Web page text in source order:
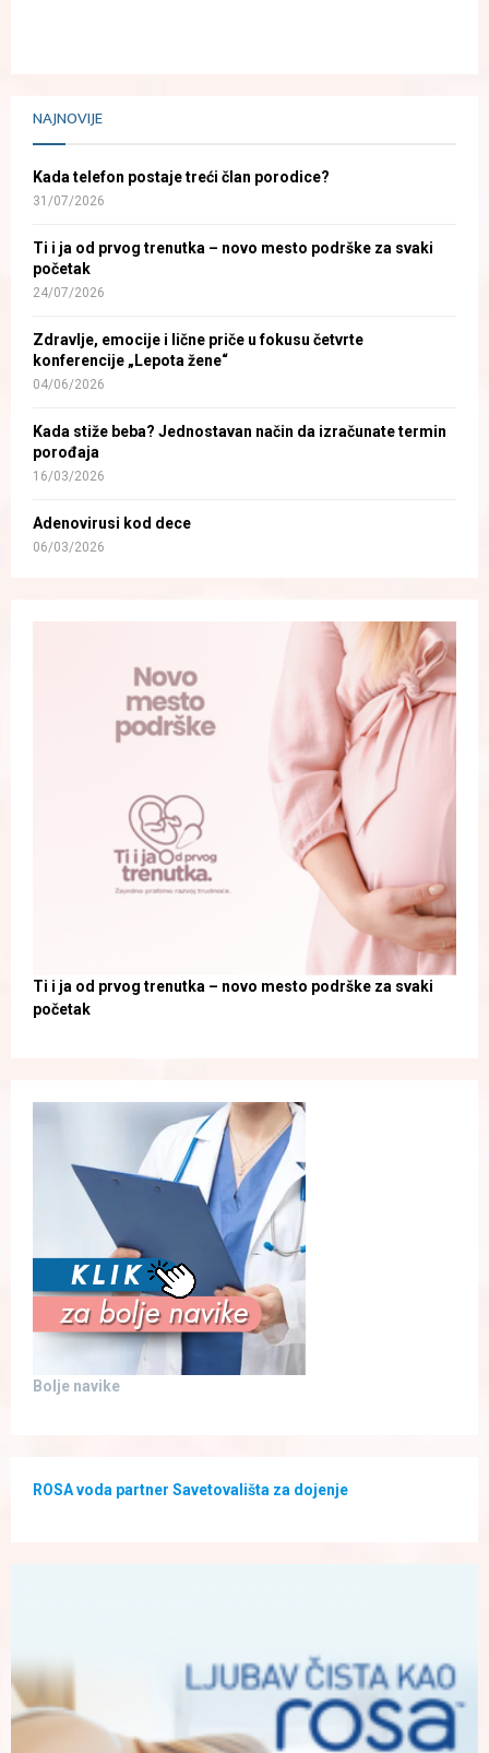
NAJNOVIJE
Kada telefon postaje treći član porodice?
31/07/2026
Ti i ja od prvog trenutka – novo mesto podrške za svaki
početak
24/07/2026
Zdravlje, emocije i lične priče u fokusu četvrte
konferencije „Lepota žene“
04/06/2026
Kada stiže beba? Jednostavan način da izračunate termin
porođaja
16/03/2026
Adenovirusi kod dece
06/03/2026
Ti i ja od prvog trenutka – novo mesto podrške za svaki
početak
Bolje navike
ROSA voda partner Savetovališta za dojenje